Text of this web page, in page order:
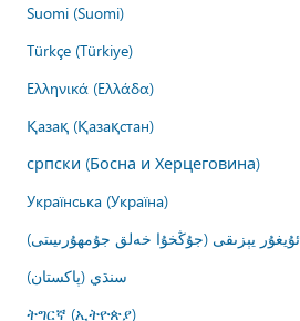
Suomi (Suomi)
Türkçe (Türkiye)
Ελληνικά (Ελλάδα)
Қазақ (Қазақстан)
српски (Босна и Херцеговина)
Українська (Україна)
ئۇيغۇر يېزىقى (جۇڭخۇا خەلق جۇمھۇرىيىتى)
سنڌي (پاکستان)
ትግርኛ (ኢትዮጵያ)